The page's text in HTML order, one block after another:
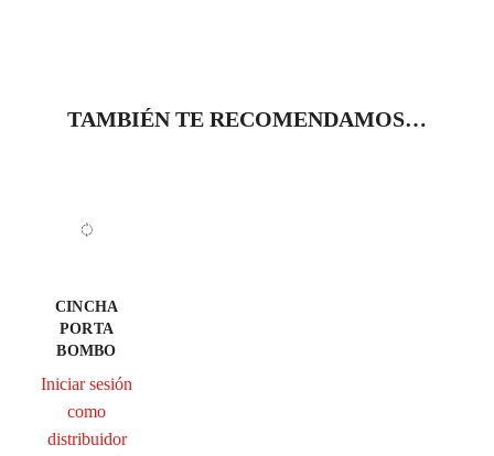
TAMBIÉN TE RECOMENDAMOS…
CINCHA
PORTA
BOMBO
Iniciar sesión
como
distribuidor